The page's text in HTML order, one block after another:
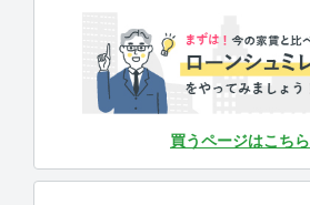
買うページはこちら